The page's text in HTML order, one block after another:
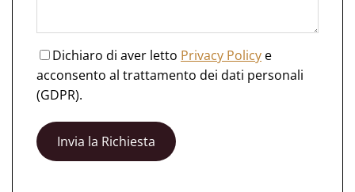
Dichiaro di aver letto Privacy Policy e
acconsento al trattamento dei dati personali
(GDPR).